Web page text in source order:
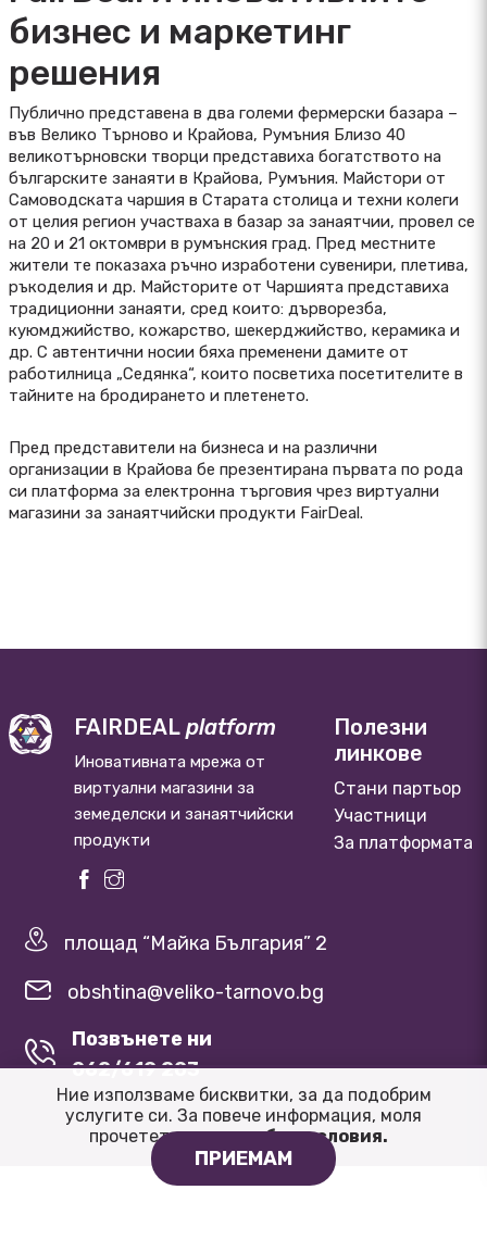
бизнес и маркетинг
решения
Публично представена в два големи фермерски базара –
във Велико Търново и Крайова, Румъния Близо 40
великотърновски творци представиха богатството на
българските занаяти в Крайова, Румъния. Майстори от
Самоводската чаршия в Старата столица и техни колеги
от целия регион участваха в базар за занаятчии, провел се
на 20 и 21 октомври в румънския град. Пред местните
жители те показаха ръчно изработени сувенири, плетива,
ръкоделия и др. Майсторите от Чаршията представиха
традиционни занаяти, сред които: дърворезба,
куюмджийство, кожарство, шекерджийство, керамика и
др. С автентични носии бяха пременени дамите от
работилница „Седянка“, които посветиха посетителите в
тайните на бродирането и плетенето.
Пред представители на бизнеса и на различни
организации в Крайова бе презентирана първата по рода
си платформа за електронна търговия чрез виртуални
магазини за занаятчийски продукти FairDeal.
FAIRDEAL platform
Иновативната мрежа от
виртуални магазини за
земеделски и занаятчийски
продукти
Полезни
линкове
Стани партьор
Участници
За платформата
площад “Майка България” 2
obshtina@veliko-tarnovo.bg
Позвънете ни
062/619 203
Ние използваме бисквитки, за да подобрим
услугите си. За повече информация, моля
прочетете нашитеoбщи условия.
ПРИЕМАМ